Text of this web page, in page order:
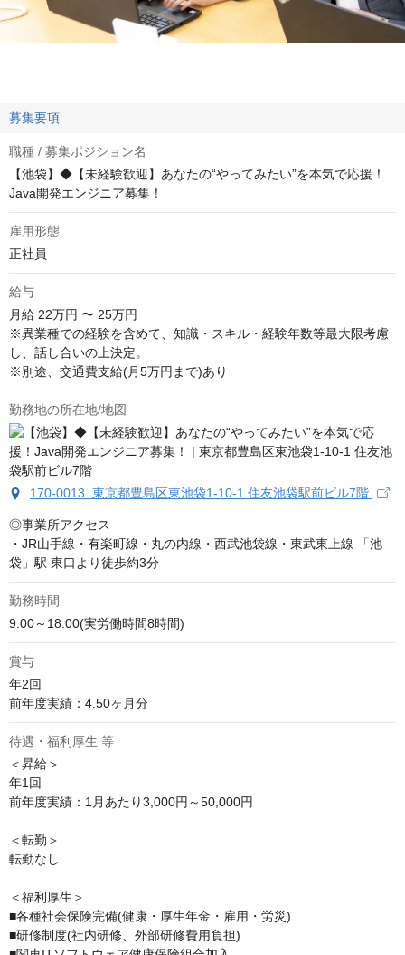
募集要項
職種 / 募集ポジション名
【池袋】◆【未経験歓迎】あなたの“やってみたい”を本気で応援！
Java開発エンジニア募集！
雇用形態
正社員
給与
月給 22万円 〜 25万円
※異業種での経験を含めて、知識・スキル・経験年数等最大限考慮
し、話し合いの上決定。
※別途、交通費支給(月5万円まで)あり
勤務地の所在地/地図
170-0013 東京都豊島区東池袋1-10-1 住友池袋駅前ビル7階
◎事業所アクセス
・JR山手線・有楽町線・丸の内線・西武池袋線・東武東上線 「池
袋」駅 東口より徒歩約3分
勤務時間
9:00～18:00(実労働時間8時間)
賞与
年2回
前年度実績：4.50ヶ月分
待遇・福利厚生 等
＜昇給＞
年1回
前年度実績：1月あたり3,000円～50,000円
＜転勤＞
転勤なし
＜福利厚生＞
■各種社会保険完備(健康・厚生年金・雇用・労災)
■研修制度(社内研修、外部研修費用負担)